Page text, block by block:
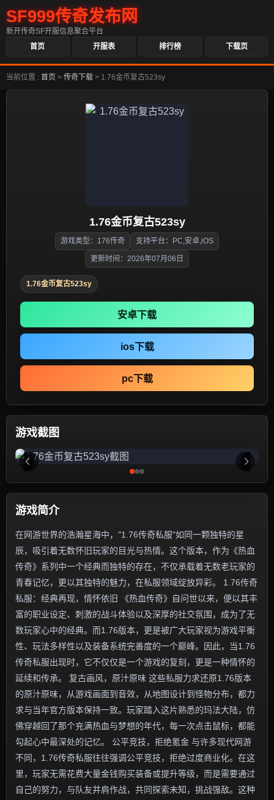
SF999传奇发布网
新开传奇SF开服信息聚合平台
首页
开服表 排行榜 下载页
当前位置 : 首页 > 传奇下载 > 1.76金币复古523sy
1.76金币复古523sy
游戏类型：176传奇 支持平台：PC,安卓,iOS
更新时间：2026年07月06日
1.76金币复古523sy
安卓下载
ios下载
pc下载
游戏截图
游戏简介
在网游世界的浩瀚星海中，"1.76传奇私服"如同一颗独特的星
辰，吸引着无数怀旧玩家的目光与热情。这个版本，作为《热血
传奇》系列中一个经典而独特的存在，不仅承载着无数老玩家的
青春记忆，更以其独特的魅力，在私服领域绽放异彩。 1.76传奇
私服：经典再现，情怀依旧 《热血传奇》自问世以来，便以其丰
富的职业设定、刺激的战斗体验以及深厚的社交氛围，成为了无
数玩家心中的经典。而1.76版本，更是被广大玩家视为游戏平衡
性、玩法多样性以及装备系统完善度的一个巅峰。因此，当1.76
传奇私服出现时，它不仅仅是一个游戏的复刻，更是一种情怀的
延续和传承。 复古画风，原汁原味 这些私服力求还原1.76版本
的原汁原味，从游戏画面到音效，从地图设计到怪物分布，都力
求与当年官方版本保持一致。玩家踏入这片熟悉的玛法大陆，仿
佛穿越回了那个充满热血与梦想的年代，每一次点击鼠标，都能
勾起心中最深处的记忆。 公平竞技，拒绝氪金 与许多现代网游
不同，1.76传奇私服往往强调公平竞技，拒绝过度商业化。在这
里，玩家无需花费大量金钱购买装备或提升等级，而是需要通过
自己的努力，与队友并肩作战，共同探索未知，挑战强敌。这种